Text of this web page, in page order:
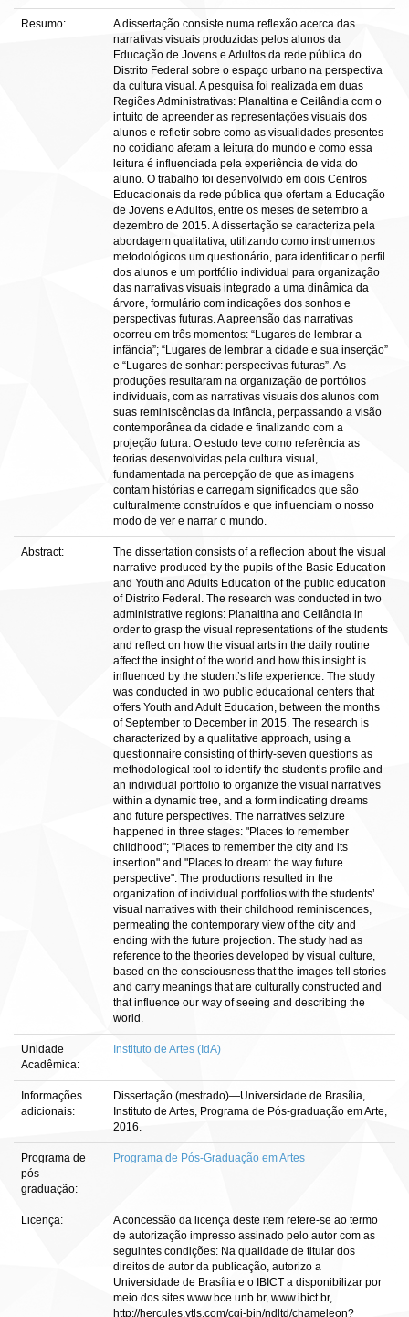
Resumo:
A dissertação consiste numa reflexão acerca das
narrativas visuais produzidas pelos alunos da
Educação de Jovens e Adultos da rede pública do
Distrito Federal sobre o espaço urbano na perspectiva
da cultura visual. A pesquisa foi realizada em duas
Regiões Administrativas: Planaltina e Ceilândia com o
intuito de apreender as representações visuais dos
alunos e refletir sobre como as visualidades presentes
no cotidiano afetam a leitura do mundo e como essa
leitura é influenciada pela experiência de vida do
aluno. O trabalho foi desenvolvido em dois Centros
Educacionais da rede pública que ofertam a Educação
de Jovens e Adultos, entre os meses de setembro a
dezembro de 2015. A dissertação se caracteriza pela
abordagem qualitativa, utilizando como instrumentos
metodológicos um questionário, para identificar o perfil
dos alunos e um portfólio individual para organização
das narrativas visuais integrado a uma dinâmica da
árvore, formulário com indicações dos sonhos e
perspectivas futuras. A apreensão das narrativas
ocorreu em três momentos: “Lugares de lembrar a
infância”; “Lugares de lembrar a cidade e sua inserção”
e “Lugares de sonhar: perspectivas futuras”. As
produções resultaram na organização de portfólios
individuais, com as narrativas visuais dos alunos com
suas reminiscências da infância, perpassando a visão
contemporânea da cidade e finalizando com a
projeção futura. O estudo teve como referência as
teorias desenvolvidas pela cultura visual,
fundamentada na percepção de que as imagens
contam histórias e carregam significados que são
culturalmente construídos e que influenciam o nosso
modo de ver e narrar o mundo.
Abstract:
The dissertation consists of a reflection about the visual
narrative produced by the pupils of the Basic Education
and Youth and Adults Education of the public education
of Distrito Federal. The research was conducted in two
administrative regions: Planaltina and Ceilândia in
order to grasp the visual representations of the students
and reflect on how the visual arts in the daily routine
affect the insight of the world and how this insight is
influenced by the student’s life experience. The study
was conducted in two public educational centers that
offers Youth and Adult Education, between the months
of September to December in 2015. The research is
characterized by a qualitative approach, using a
questionnaire consisting of thirty-seven questions as
methodological tool to identify the student’s profile and
an individual portfolio to organize the visual narratives
within a dynamic tree, and a form indicating dreams
and future perspectives. The narratives seizure
happened in three stages: "Places to remember
childhood"; "Places to remember the city and its
insertion" and "Places to dream: the way future
perspective". The productions resulted in the
organization of individual portfolios with the students’
visual narratives with their childhood reminiscences,
permeating the contemporary view of the city and
ending with the future projection. The study had as
reference to the theories developed by visual culture,
based on the consciousness that the images tell stories
and carry meanings that are culturally constructed and
that influence our way of seeing and describing the
world.
Unidade
Acadêmica:
Instituto de Artes (IdA)
Informações
adicionais:
Dissertação (mestrado)—Universidade de Brasília,
Instituto de Artes, Programa de Pós-graduação em Arte,
2016.
Programa de
pós-
graduação:
Programa de Pós-Graduação em Artes
Licença:
A concessão da licença deste item refere-se ao termo
de autorização impresso assinado pelo autor com as
seguintes condições: Na qualidade de titular dos
direitos de autor da publicação, autorizo a
Universidade de Brasília e o IBICT a disponibilizar por
meio dos sites www.bce.unb.br, www.ibict.br,
http://hercules.vtls.com/cgi-bin/ndltd/chameleon?